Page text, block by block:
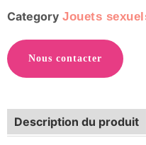
Category Jouets
Nous contacter
Description du produit